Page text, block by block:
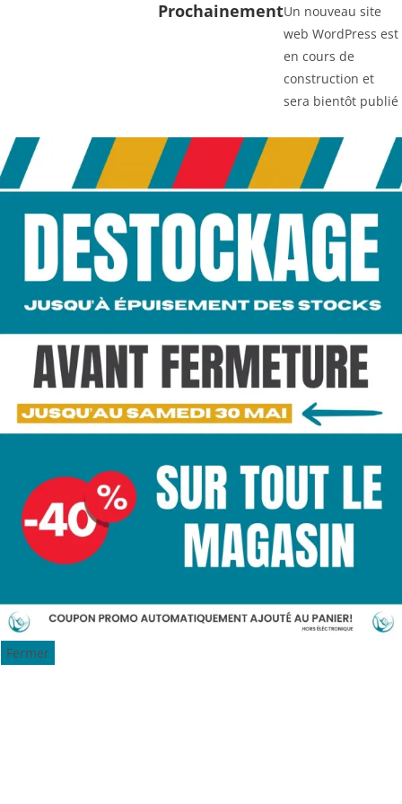
ProchainementUn nouveau site
web WordPress est
en cours de
construction et
sera bientôt publié
Fermer